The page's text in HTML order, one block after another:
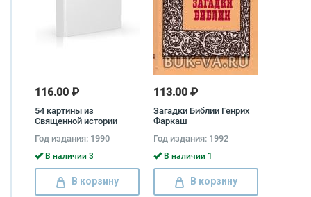
116.00 ₽
54 картины из
Священной истории
Год издания: 1990
В наличии 3
В корзину
113.00 ₽
Загадки Библии Генрих
Фаркаш
Год издания: 1992
В наличии 1
В корзину